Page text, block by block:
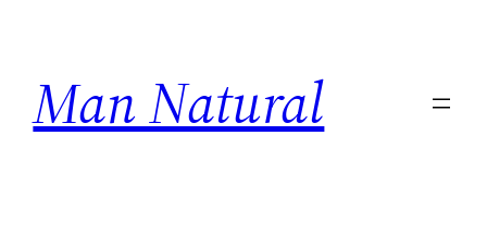
tartalomhoz
Man Natural